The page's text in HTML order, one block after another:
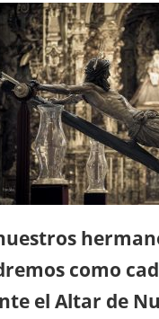
como
el Altar de